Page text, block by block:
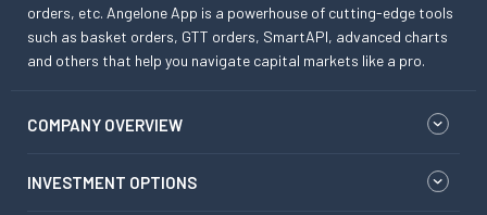
orders, etc. Angelone App is a powerhouse of cutting-edge tools
such as basket orders, GTT orders, SmartAPI, advanced charts
and others that help you navigate capital markets like a pro.
COMPANY OVERVIEW
INVESTMENT OPTIONS